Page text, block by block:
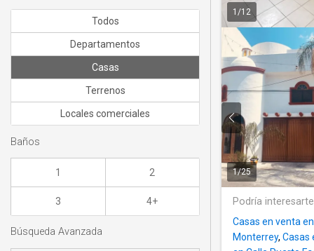
1 /12
1/25
Podría
Casas en venta
Monterrey, Casas
Todos
Departamentos
Casas
Terrenos
Locales comerciales
Baños
1 2
3 4+
Búsqueda Avanzada